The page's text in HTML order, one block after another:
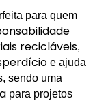
para quem
recicláveis,
e ajuda
sendo uma
para projetos